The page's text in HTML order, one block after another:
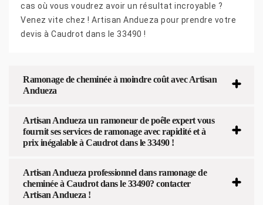
cas où vous voudrez avoir un résultat incroyable ?
Venez vite chez ! Artisan Andueza pour prendre votre
devis à Caudrot dans le 33490 !
Ramonage de cheminée à moindre coût avec Artisan
Andueza
Artisan Andueza un ramoneur de poêle expert vous
fournit ses services de ramonage avec rapidité et à
prix inégalable à Caudrot dans le 33490 !
Artisan Andueza professionnel dans ramonage de
cheminée à Caudrot dans le 33490? contacter
Artisan Andueza !